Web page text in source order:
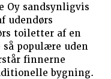
Oy sandsynligvis
udendørs
toiletter af en
populære uden
finnerne
bygning.